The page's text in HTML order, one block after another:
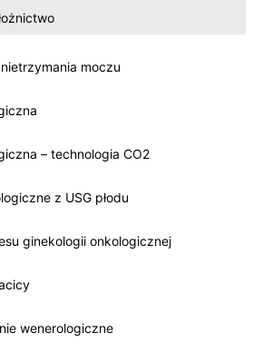
moczu
– technologia CO2
z USG płodu
ginekologii onkologicznej
wenerologiczne